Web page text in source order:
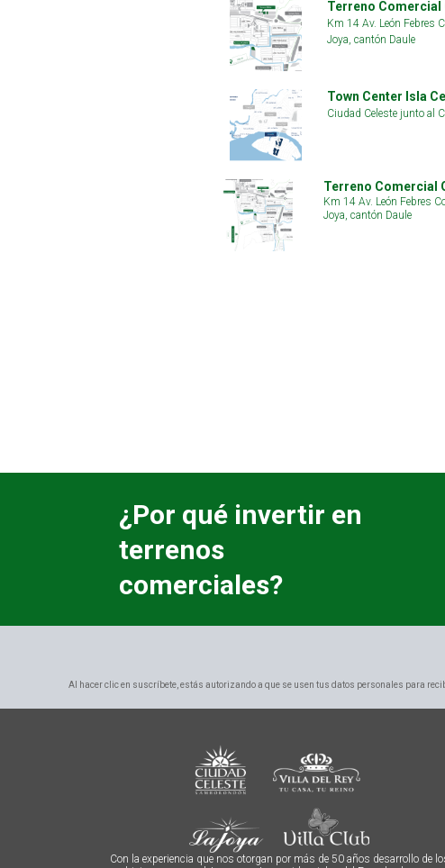
Terreno Comercial
Km 14 Av. León Febres
Joya, cantón Daule
Town Center Isla
Ciudad Celeste junto al
Terreno Comercial
Km 14 Av. León Febres
Joya, cantón Daule
¿Por qué invertir en
terrenos
comerciales?
Al hacer clic en suscríbete, estás autorizando a que se usen tus datos personales para
Con la experiencia que nos otorgan por más de 50 años desarrollo de